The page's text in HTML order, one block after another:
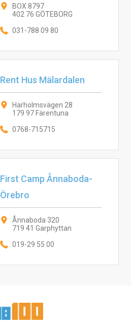
BOX 8797
402 76 GÖTEBORG
031-788 09 80
Rent Hus Mälardalen
Harholmsvägen 28
179 97 Färentuna
0768-715715
First Camp Ånnaboda-
Örebro
Ånnaboda 320
719 41 Garphyttan
019-29 55 00